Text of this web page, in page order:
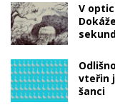
V
vteřin
šanci